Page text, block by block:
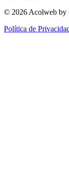
© 2026 Acolweb by
Política de